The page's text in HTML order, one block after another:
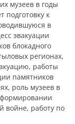
музеев в годы
подготовку к
в
эвакуации
блокадного
регионах,
работы
памятников
роль музеев в
войне, работу по